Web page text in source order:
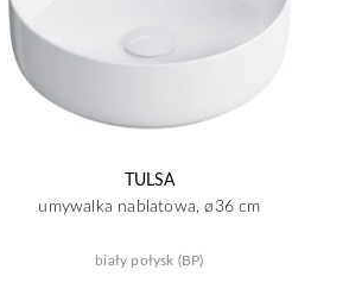
TULSA
umywalka nablatowa, ø36 cm
biały połysk (BP)